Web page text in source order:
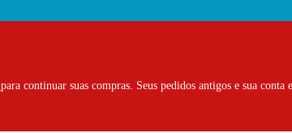
para continuar suas compras. Seus pedidos antigos e sua